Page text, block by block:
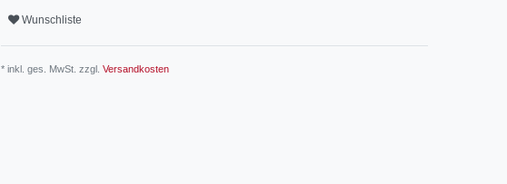
Wunschliste
* inkl. ges. MwSt. zzgl. Versandkosten